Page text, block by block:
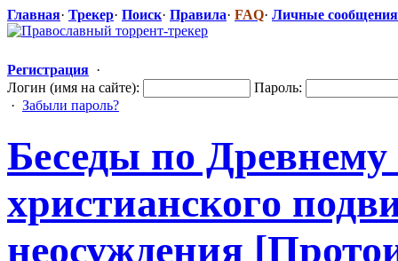
Главная· Трекер· Поиск· Правила· FAQ· Личные сообщения
Регистрация ·
Логин (имя на сайте):
Пароль:
· Забыли пароль?
Беседы по
христианског​о
неосуждения